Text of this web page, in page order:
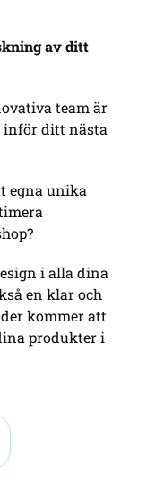
av ditt
team är
inför ditt nästa
egna unika
i alla dina
en klar och
kommer att
produkter i